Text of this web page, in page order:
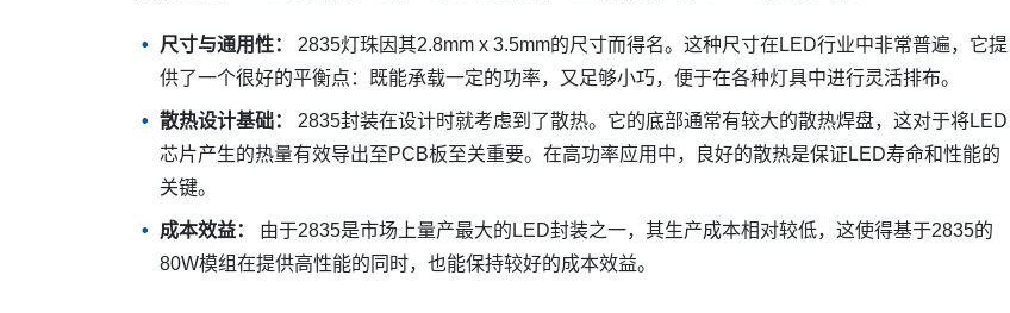
尺寸与通用性：
2835灯珠因其2.8mm x 3.5mm的尺寸而得名。这种尺寸在LED行业中非常普遍，它提
供了一个很好的平衡点：既能承载一定的功率，又足够小巧，便于在各种灯具中进行灵活排布。
散热设计基础：
2835封装在设计时就考虑到了散热。它的底部通常有较大的散热焊盘，这对于将LED
芯片产生的热量有效导出至PCB板至关重要。在高功率应用中，良好的散热是保证LED寿命和性能的
关键。
成本效益：
由于2835是市场上量产最大的LED封装之一，其生产成本相对较低，这使得基于2835的
80W模组在提供高性能的同时，也能保持较好的成本效益。